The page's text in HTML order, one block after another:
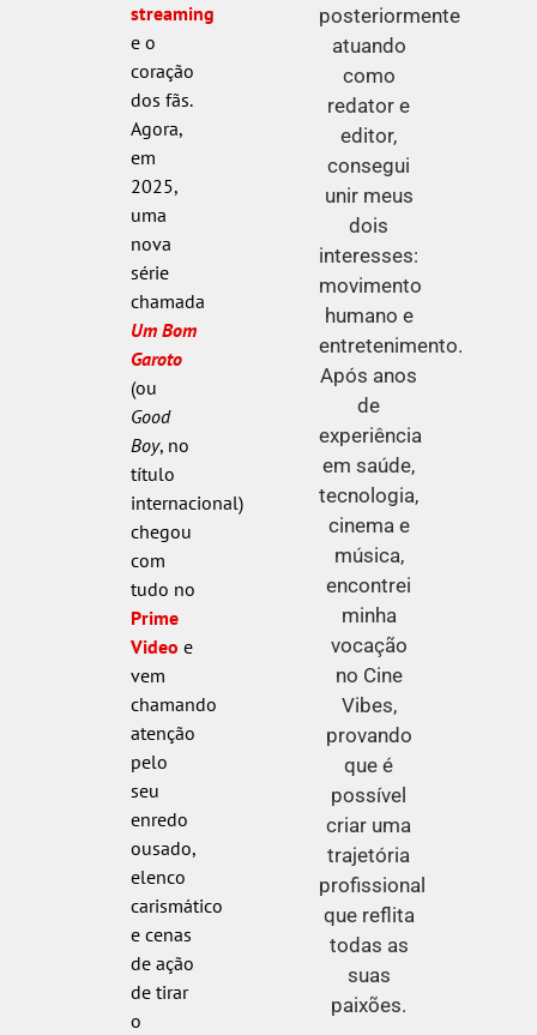
streaming
e o
coração
dos fãs.
Agora,
em
2025,
uma
nova
série
chamada
Um Bom
Garoto
(ou
Good
Boy, no
título
internacional)
chegou
com
tudo no
Prime
Video e
vem
chamando
atenção
pelo
seu
enredo
ousado,
elenco
carismático
e cenas
de ação
de tirar
o
posteriormente
atuando
como
redator e
editor,
consegui
unir meus
dois
interesses:
movimento
humano e
entretenimento.
Após anos
de
experiência
em saúde,
tecnologia,
cinema e
música,
encontrei
minha
vocação
no Cine
Vibes,
provando
que é
possível
criar uma
trajetória
profissional
que reflita
todas as
suas
paixões.